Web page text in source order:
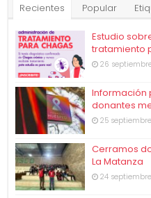
Recientes Popular
Estudio
tratamiento
26
Información
donantes
25
Cerramos
La Matanza
24